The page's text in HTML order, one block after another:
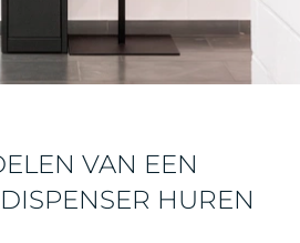
VAN EEN
HUREN